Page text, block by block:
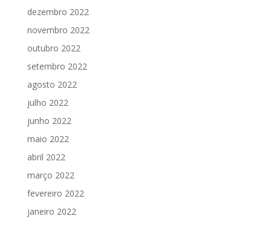
dezembro 2022
novembro 2022
outubro 2022
setembro 2022
agosto 2022
julho 2022
junho 2022
maio 2022
abril 2022
março 2022
fevereiro 2022
janeiro 2022